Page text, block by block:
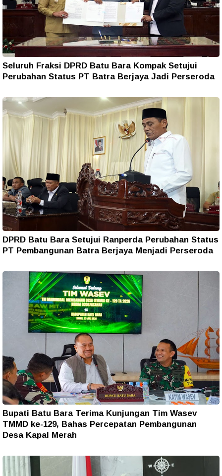
Seluruh Fraksi DPRD Batu Bara Kompak Setujui
Perubahan Status PT Batra Berjaya Jadi Perseroda
DPRD Batu Bara Setujui Ranperda Perubahan Status
PT Pembangunan Batra Berjaya Menjadi Perseroda
Bupati Batu Bara Terima Kunjungan Tim Wasev
TMMD ke-129, Bahas Percepatan Pembangunan
Desa Kapal Merah